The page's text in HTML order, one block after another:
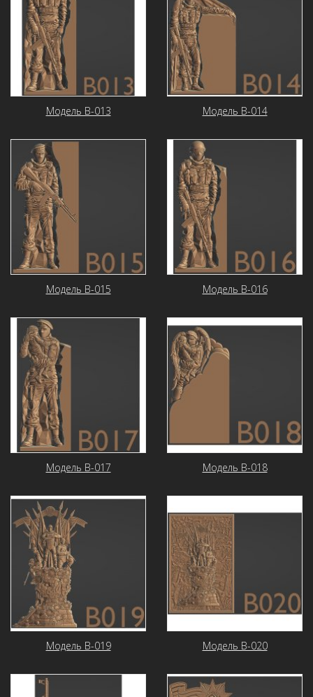
Модель В-013 Модель В-014
Модель В-015 Модель В-016
Модель В-017 Модель В-018
Модель В-019 Модель В-020